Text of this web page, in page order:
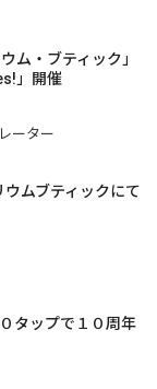
ム・ブティック」
」開催
ーター
ムブティックにて
タップで１０周年